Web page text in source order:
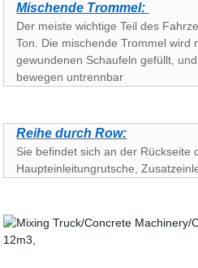
Mischende Trommel:
Der meiste wichtige Teil des
Ton. Die mischende Trommel
gewundenen Schaufeln gefüllt,
bewegen untrennbar
Reihe durch Row:
Sie befindet sich an der Rückseite
Haupteinleitungrutsche,